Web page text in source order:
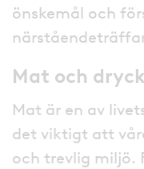
önskemål och
Mat och dryck
Mat är en av
det viktigt att
och trevlig miljö.